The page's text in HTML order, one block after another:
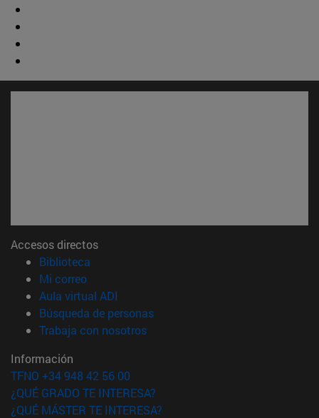
Accesos directos
Biblioteca
Mi correo(abre en nueva ventana)
Aula virtual ADI
Búsqueda de personas(abre en nueva ventana)
Trabaja con nosotros(abre en nueva ventana)
Información
TFNO +34 948 42 56 00
¿QUÉ GRADO TE INTERESA?
¿QUÉ MÁSTER TE INTERESA?